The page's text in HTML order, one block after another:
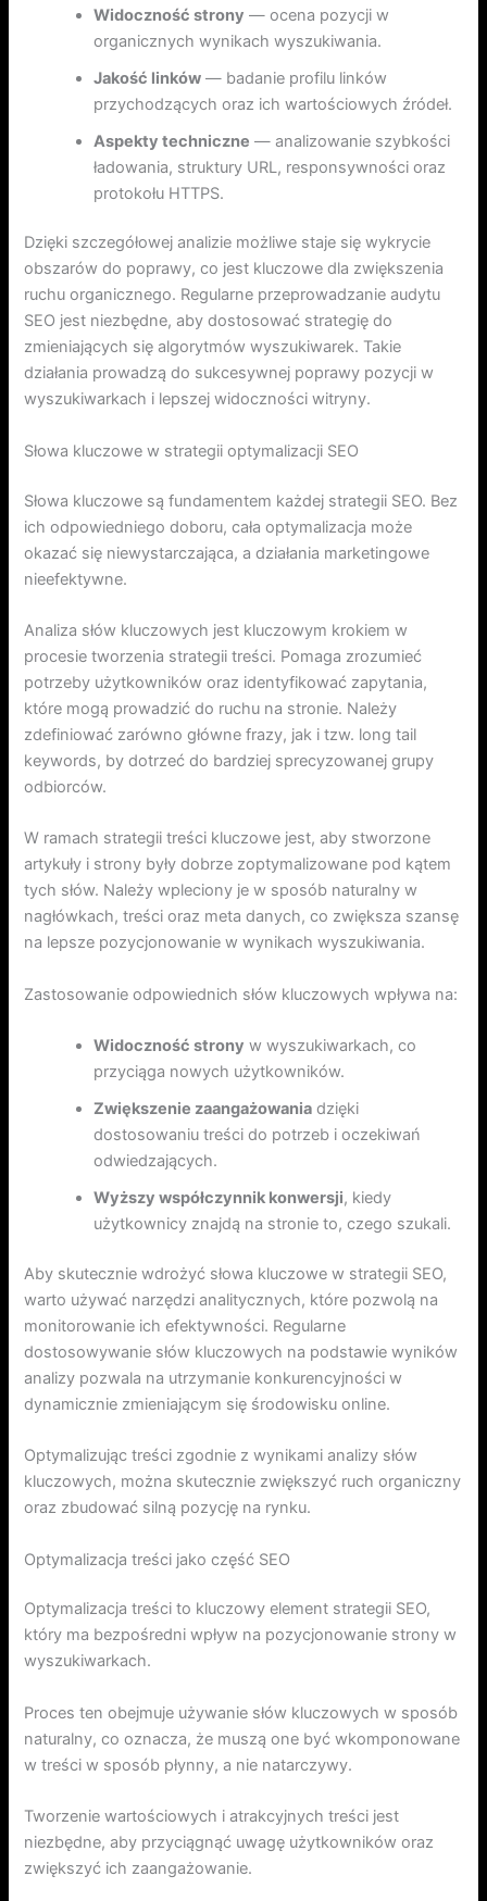
Widoczność strony — ocena pozycji w
organicznych wynikach wyszukiwania.
Jakość linków — badanie profilu linków
przychodzących oraz ich wartościowych źródeł.
Aspekty techniczne — analizowanie szybkości
ładowania, struktury URL, responsywności oraz
protokołu HTTPS.
Dzięki szczegółowej analizie możliwe staje się wykrycie
obszarów do poprawy, co jest kluczowe dla zwiększenia
ruchu organicznego. Regularne przeprowadzanie audytu
SEO jest niezbędne, aby dostosować strategię do
zmieniających się algorytmów wyszukiwarek. Takie
działania prowadzą do sukcesywnej poprawy pozycji w
wyszukiwarkach i lepszej widoczności witryny.
Słowa kluczowe w strategii optymalizacji SEO
Słowa kluczowe są fundamentem każdej strategii SEO. Bez
ich odpowiedniego doboru, cała optymalizacja może
okazać się niewystarczająca, a działania marketingowe
nieefektywne.
Analiza słów kluczowych jest kluczowym krokiem w
procesie tworzenia strategii treści. Pomaga zrozumieć
potrzeby użytkowników oraz identyfikować zapytania,
które mogą prowadzić do ruchu na stronie. Należy
zdefiniować zarówno główne frazy, jak i tzw. long tail
keywords, by dotrzeć do bardziej sprecyzowanej grupy
odbiorców.
W ramach strategii treści kluczowe jest, aby stworzone
artykuły i strony były dobrze zoptymalizowane pod kątem
tych słów. Należy wpleciony je w sposób naturalny w
nagłówkach, treści oraz meta danych, co zwiększa szansę
na lepsze pozycjonowanie w wynikach wyszukiwania.
Zastosowanie odpowiednich słów kluczowych wpływa na:
Widoczność strony w wyszukiwarkach, co
przyciąga nowych użytkowników.
Zwiększenie zaangażowania dzięki
dostosowaniu treści do potrzeb i oczekiwań
odwiedzających.
Wyższy współczynnik konwersji, kiedy
użytkownicy znajdą na stronie to, czego szukali.
Aby skutecznie wdrożyć słowa kluczowe w strategii SEO,
warto używać narzędzi analitycznych, które pozwolą na
monitorowanie ich efektywności. Regularne
dostosowywanie słów kluczowych na podstawie wyników
analizy pozwala na utrzymanie konkurencyjności w
dynamicznie zmieniającym się środowisku online.
Optymalizując treści zgodnie z wynikami analizy słów
kluczowych, można skutecznie zwiększyć ruch organiczny
oraz zbudować silną pozycję na rynku.
Optymalizacja treści jako część SEO
Optymalizacja treści to kluczowy element strategii SEO,
który ma bezpośredni wpływ na pozycjonowanie strony w
wyszukiwarkach.
Proces ten obejmuje używanie słów kluczowych w sposób
naturalny, co oznacza, że muszą one być wkomponowane
w treści w sposób płynny, a nie natarczywy.
Tworzenie wartościowych i atrakcyjnych treści jest
niezbędne, aby przyciągnąć uwagę użytkowników oraz
zwiększyć ich zaangażowanie.